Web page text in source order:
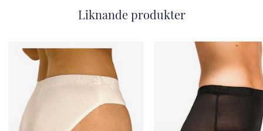
Liknande produkter